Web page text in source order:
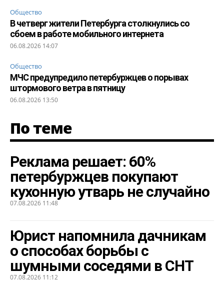
Общество
В четверг жители Петербурга столкнулись со
сбоем в работе мобильного интернета
06.08.2026 14:07
Общество
МЧС предупредило петербуржцев о порывах
штормового ветра в пятницу
06.08.2026 13:50
По теме
Реклама решает: 60%
петербуржцев покупают
кухонную утварь не случайно
07.08.2026 11:48
Юрист напомнила дачникам
о способах борьбы с
шумными соседями в СНТ
07.08.2026 11:12